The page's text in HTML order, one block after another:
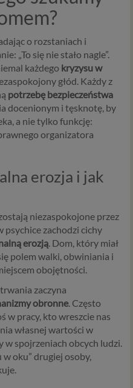
o rozstaniach i
„To się nie stało nagle”.
każdego kryzysu w
głód. Każdy z
potrzebę bezpieczeństwa
docenionym i tęsknotę, by
a nie tylko funkcję:
organizatora
erozja i jak
niezaspokojone przez
psychice zachodzi cichy
erozją. Dom, który miał
polem walki, obwiniania i
obojętności.
zaczyna
obronne. Często
w pracy, kto wreszcie nas
własnej wartości w
w spojrzeniach obcych ludzi.
w oku” drugiej osoby,